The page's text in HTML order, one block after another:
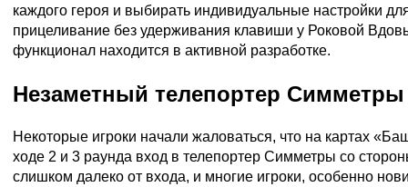
каждого героя и выбирать индивидуальные настройки
прицеливание без удерживания клавиши у Роковой
функционал находится в активной разработке.
Незаметный телепортер Симметры
Некоторые игроки начали жаловаться, что на картах
ходе 2 и 3 раунда вход в телепортер Симметры со
слишком далеко от входа, и многие игроки, особенно